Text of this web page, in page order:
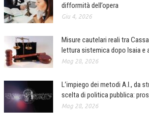
TRANSFER PRICING
AMMINISTRATIVA
TRIBUTARIA
GIURISPRUDENZA
EUROPEA
difformità dell’opera
Giu 4, 2026
Misure cautelari reali tra
lettura sistemica dopo Isaia e
Mag 28, 2026
L’impiego dei metodi A.I., da
scelta di politica pubblica:
Mag 28, 2026